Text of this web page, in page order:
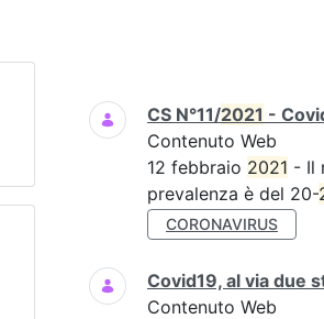
Ricerca
CS N°11/2021 -
Contenuto Web
12 febbraio 2021 - Il
prevalenza è del 20-
CORONAVIRUS
Covid19, al via due
Contenuto Web